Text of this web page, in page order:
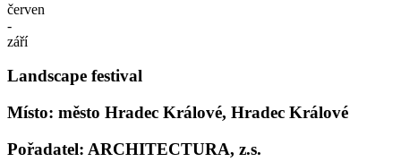
červen
-
září
Landscape festival
Místo: město Hradec Králové, Hradec Králové
Pořadatel: ARCHITECTURA, z.s.